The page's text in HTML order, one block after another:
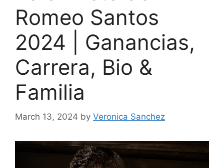
Romeo Santos
2024 | Ganancias,
Carrera, Bio &
Familia
March 13, 2024 by Veronica Sanchez